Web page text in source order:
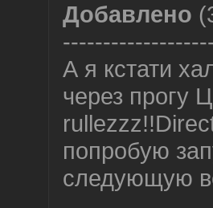
Добавлено
А я кстати
через прогу
попробую
следующую